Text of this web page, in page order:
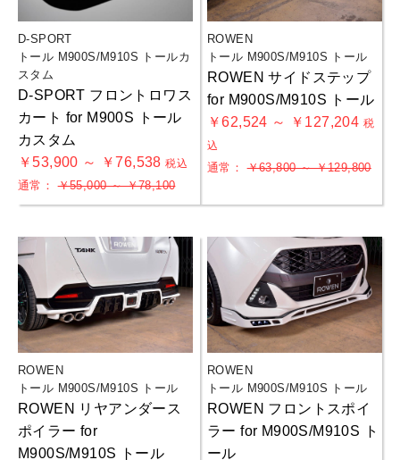
D-SPORT
トール M900S/M910S トールカ
スタム
D-SPORT フロントロワス
カート for M900S トール
カスタム
￥53,900 ～ ￥76,538税込
通常：￥55,000 ～ ￥78,100
ROWEN
トール M900S/M910S トール
ROWEN サイドステップ
for M900S/M910S トール
￥62,524 ～ ￥127,204 税
込
通常：￥63,800 ～ ￥129,800
ROWEN
トール M900S/M910S トール
ROWEN リヤアンダース
ポイラー for
M900S/M910S トール
ROWEN
トール M900S/M910S トール
ROWEN フロントスポイ
ラー for M900S/M910S ト
ール